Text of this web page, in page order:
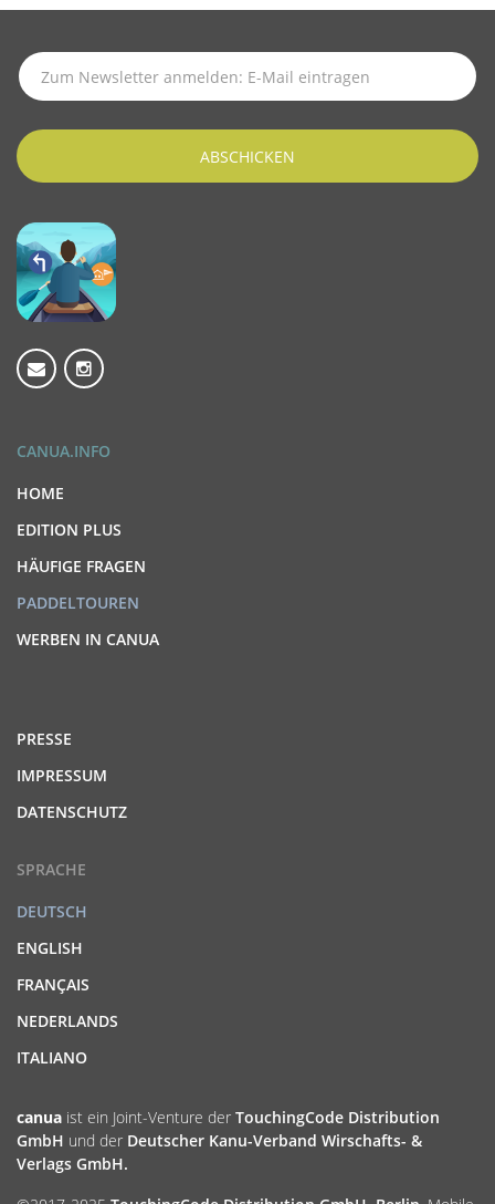
SUBSCRIBE TO LATEST NEWS
ABSCHICKEN
CANUA.INFO
HOME
EDITION PLUS
HÄUFIGE FRAGEN
PADDELTOUREN
WERBEN IN CANUA
PRESSE
IMPRESSUM
DATENSCHUTZ
SPRACHE
DEUTSCH
ENGLISH
FRANÇAIS
NEDERLANDS
ITALIANO
canua ist ein Joint-Venture der TouchingCode Distribution
GmbH und der Deutscher Kanu-Verband Wirschafts- &
Verlags GmbH.